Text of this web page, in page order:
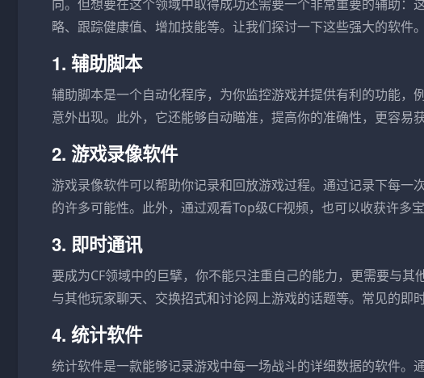
向。但想要在这个领域中取得成功还需要一个非常重要的辅助：
略、跟踪健康值、增加技能等。让我们探讨一下这些强大的软件。
1. 辅助脚本
辅助脚本是一个自动化程序，为你监控游戏并提供有利的功能，
意外出现。此外，它还能够自动瞄准，提高你的准确性，更容易
2. 游戏录像软件
游戏录像软件可以帮助你记录和回放游戏过程。通过记录下每
的许多可能性。此外，通过观看Top级CF视频，也可以收获许多
3. 即时通讯
要成为CF领域中的巨擘，你不能只注重自己的能力，更需要与
与其他玩家聊天、交换招式和讨论网上游戏的话题等。常见的即
4. 统计软件
统计软件是一款能够记录游戏中每一场战斗的详细数据的软件。